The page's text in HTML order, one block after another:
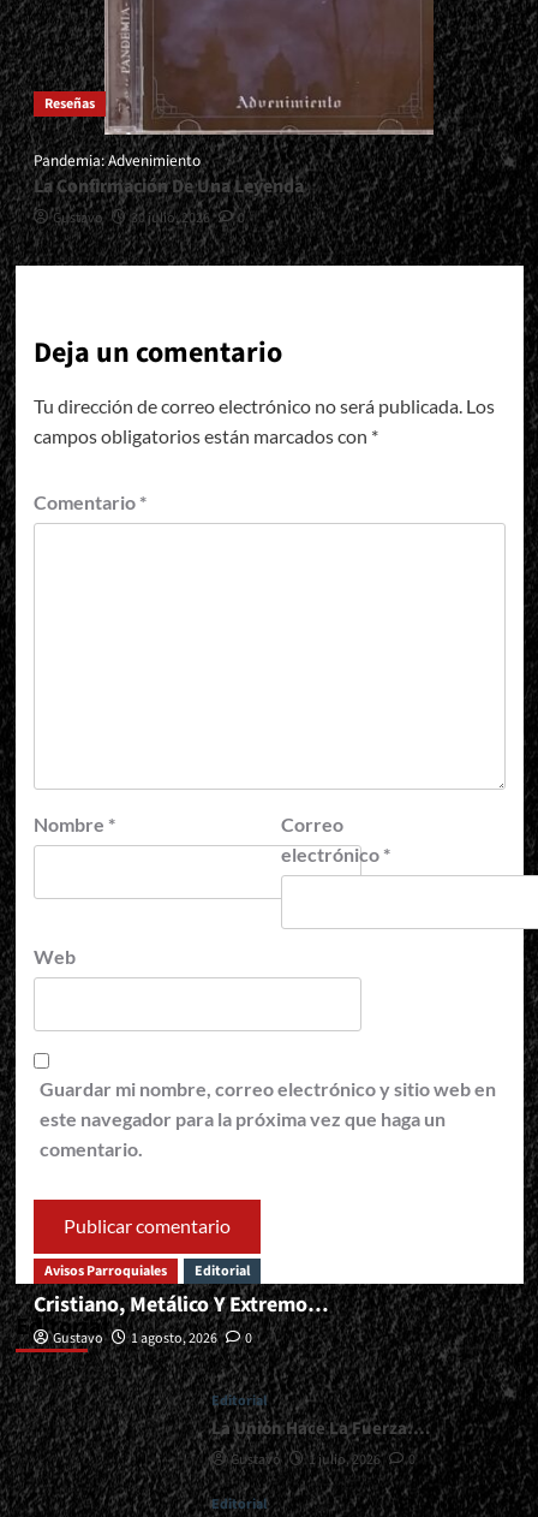
Reseñas
Pandemia: Advenimiento
La Confirmación De Una Leyenda
Gustavo 30 julio, 2026 0
Deja un comentario
Tu dirección de correo electrónico no será publicada. Los
campos obligatorios están marcados con *
Comentario *
Nombre *
Correo
electrónico *
Web
Guardar mi nombre, correo electrónico y sitio web en
este navegador para la próxima vez que haga un
comentario.
Editorial
Avisos Parroquiales Editorial
Cristiano, Metálico Y Extremo…
Gustavo 1 agosto, 2026 0
Editorial
La Unión Hace La Fuerza….
Gustavo 1 julio, 2026 0
Editorial